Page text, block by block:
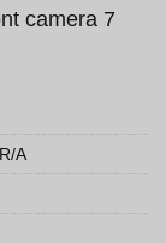
camera 7
A